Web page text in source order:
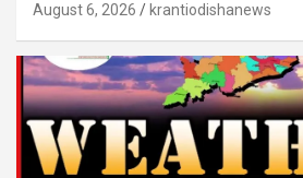
August 6, 2026 krantiodishanews